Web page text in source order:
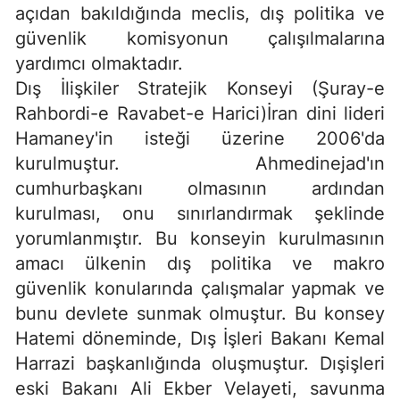
açıdan bakıldığında meclis, dış politika ve
güvenlik komisyonun çalışılmalarına
yardımcı olmaktadır.
Dış İlişkiler Stratejik Konseyi (Şuray-e
Rahbordi-e Ravabet-e Harici)İran dini lideri
Hamaney'in isteği üzerine 2006'da
kurulmuştur. Ahmedinejad'ın
cumhurbaşkanı olmasının ardından
kurulması, onu sınırlandırmak şeklinde
yorumlanmıştır. Bu konseyin kurulmasının
amacı ülkenin dış politika ve makro
güvenlik konularında çalışmalar yapmak ve
bunu devlete sunmak olmuştur. Bu konsey
Hatemi döneminde, Dış İşleri Bakanı Kemal
Harrazi başkanlığında oluşmuştur. Dışişleri
eski Bakanı Ali Ekber Velayeti, savunma